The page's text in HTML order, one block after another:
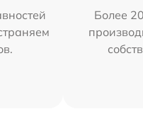
Более